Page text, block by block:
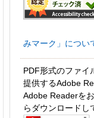
みマーク」につい
PDF形式のファイ
提供するAdobe
Adobe Readerを
らダウンロードし